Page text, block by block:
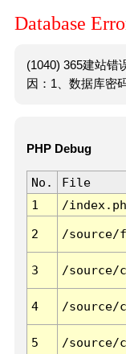
Database
(1040) 365建站错
因：1、数据库密
PHP Debug
No. File
1
/
2 /source/
3 /source/
4 /source/
5 /source/